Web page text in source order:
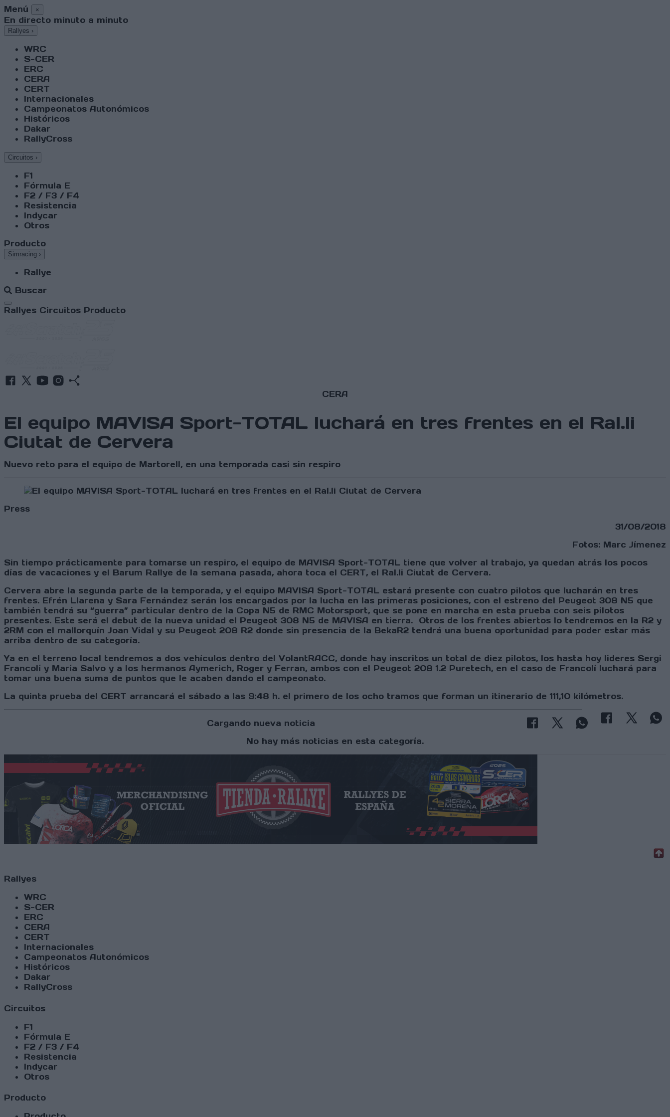
Menú ×
En directo minuto a minuto
Rallyes ›
WRC
S-CER
ERC
CERA
CERT
Internacionales
Campeonatos Autonómicos
Históricos
Dakar
RallyCross
Circuitos ›
F1
Fórmula E
F2 / F3 / F4
Resistencia
Indycar
Otros
Producto
Simracing ›
Rallye
Buscar
Abrir menú
Rallyes Circuitos Producto
CERA
El equipo MAVISA Sport-TOTAL luchará en tres frentes en el Ral.li
Ciutat de Cervera
Nuevo reto para el equipo de Martorell, en una temporada casi sin respiro
Press
31/08/2018
Fotos: Marc Jímenez
Sin tiempo prácticamente para tomarse un respiro, el equipo de MAVISA Sport-TOTAL tiene que volver al trabajo, ya quedan atrás los pocos
días de vacaciones y el Barum Rallye de la semana pasada, ahora toca el CERT, el Ral.li Ciutat de Cervera.
Cervera abre la segunda parte de la temporada, y el equipo MAVISA Sport-TOTAL estará presente con cuatro pilotos que lucharán en tres
frentes. Efrén Llarena y Sara Fernández serán los encargados por la lucha en las primeras posiciones, con el estreno del Peugeot 308 N5 que
también tendrá su “guerra” particular dentro de la Copa N5 de RMC Motorsport, que se pone en marcha en esta prueba con seis pilotos
presentes. Este será el debut de la nueva unidad el Peugeot 308 N5 de MAVISA en tierra. Otros de los frentes abiertos lo tendremos en la R2 y
2RM con el mallorquín Joan Vidal y su Peugeot 208 R2 donde sin presencia de la BekaR2 tendrá una buena oportunidad para poder estar más
arriba dentro de su categoría.
Ya en el terreno local tendremos a dos vehículos dentro del VolantRACC, donde hay inscritos un total de diez pilotos, los hasta hoy lideres Sergi
Francolí y María Salvo y a los hermanos Aymerich, Roger y Ferran, ambos con el Peugeot 208 1.2 Puretech, en el caso de Francolí luchará para
tomar una buena suma de puntos que le acaben dando el campeonato.
La quinta prueba del CERT arrancará el sábado a las 9:48 h. el primero de los ocho tramos que forman un itinerario de 111,10 kilómetros.
Cargando nueva noticia
No hay más noticias en esta categoría.
Rallyes
WRC
S-CER
ERC
CERA
CERT
Internacionales
Campeonatos Autonómicos
Históricos
Dakar
RallyCross
Circuitos
F1
Fórmula E
F2 / F3 / F4
Resistencia
Indycar
Otros
Producto